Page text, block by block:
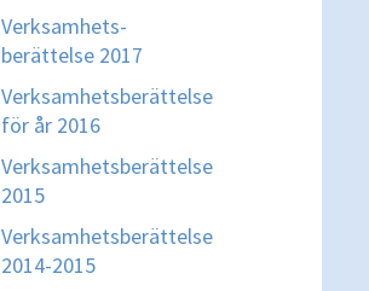
Verksamhets-
berättelse 2017
Verksamhetsberättelse
för år 2016
Verksamhetsberättelse
2015
Verksamhetsberättelse
2014-2015